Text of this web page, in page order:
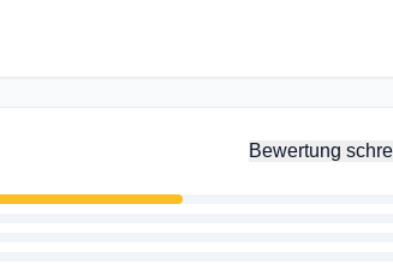
Bewertung